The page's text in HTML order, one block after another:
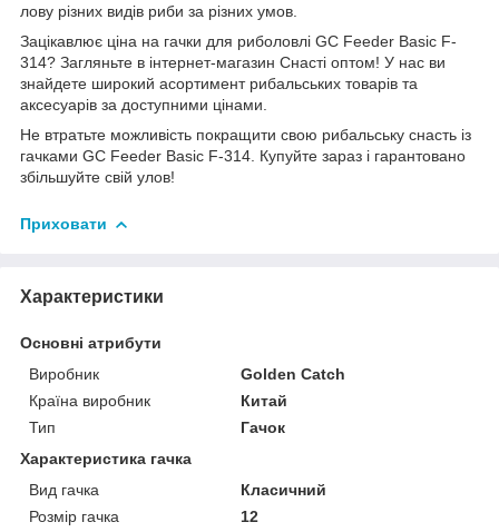
лову різних видів риби за різних умов.
Зацікавлює ціна на гачки для риболовлі GC Feeder Basic F-
314? Загляньте в інтернет-магазин Снасті оптом! У нас ви
знайдете широкий асортимент рибальських товарів та
аксесуарів за доступними цінами.
Не втратьте можливість покращити свою рибальську снасть із
гачками GC Feeder Basic F-314. Купуйте зараз і гарантовано
збільшуйте свій улов!
Приховати
Характеристики
Основні атрибути
Виробник
Golden Catch
Країна виробник
Китай
Тип
Гачок
Характеристика гачка
Вид гачка
Класичний
Розмір гачка
12